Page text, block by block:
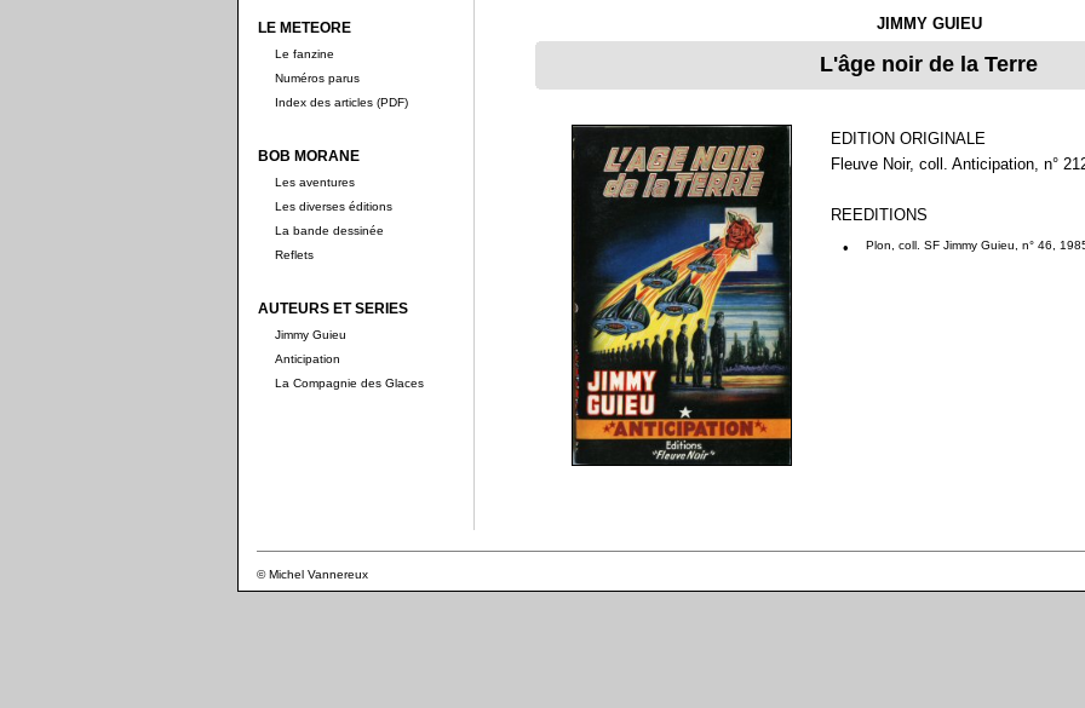
LE METEORE
Le fanzine
Numéros parus
Index des articles (PDF)
BOB MORANE
Les aventures
Les diverses éditions
La bande dessinée
Reflets
AUTEURS ET SERIES
Jimmy Guieu
Anticipation
La Compagnie des Glaces
JIMMY GUIEU
L'âge noir de la Terre
EDITION ORIGINALE
Fleuve Noir, coll. Anticipation, n°
REEDITIONS
•
Plon, coll. SF Jimmy Guieu, n° 46,
© Michel Vannereux